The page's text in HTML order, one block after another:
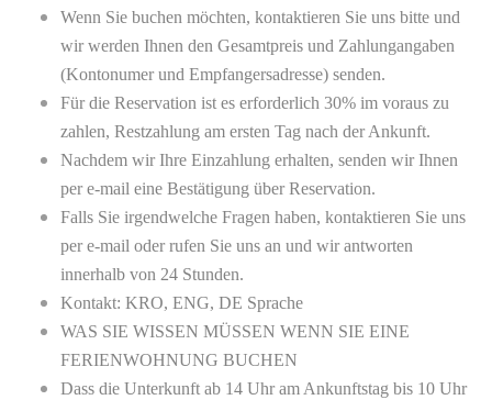
Wenn Sie buchen möchten, kontaktieren Sie uns bitte und
wir werden Ihnen den Gesamtpreis und Zahlungangaben
(Kontonumer und Empfangersadresse) senden.
Für die Reservation ist es erforderlich 30% im voraus zu
zahlen, Restzahlung am ersten Tag nach der Ankunft.
Nachdem wir Ihre Einzahlung erhalten, senden wir Ihnen
per e-mail eine Bestätigung über Reservation.
Falls Sie irgendwelche Fragen haben, kontaktieren Sie uns
per e-mail oder rufen Sie uns an und wir antworten
innerhalb von 24 Stunden.
Kontakt: KRO, ENG, DE Sprache
WAS SIE WISSEN MÜSSEN WENN SIE EINE
FERIENWOHNUNG BUCHEN
Dass die Unterkunft ab 14 Uhr am Ankunftstag bis 10 Uhr